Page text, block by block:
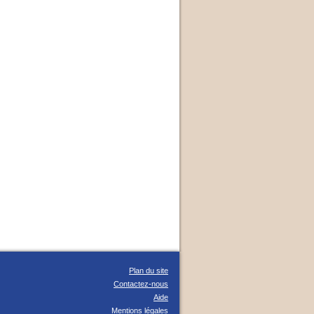
Plan du site
Contactez-nous
Aide
Mentions légales